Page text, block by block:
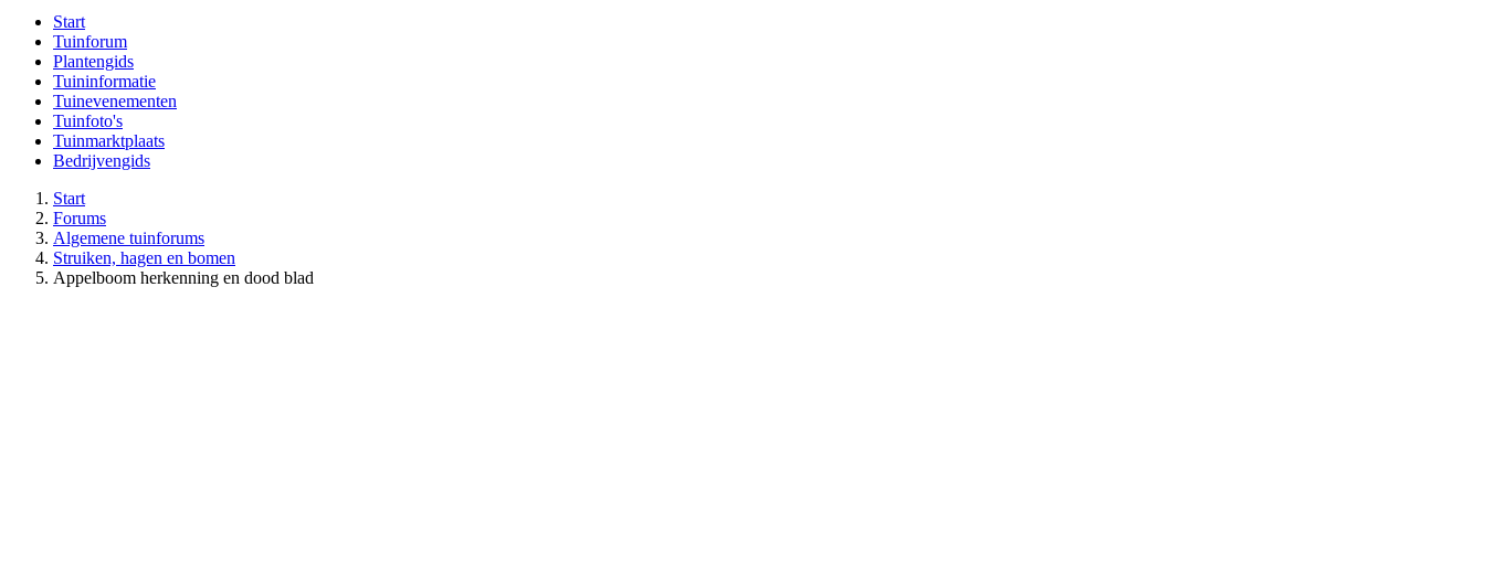
Start
Tuinforum
Plantengids
Tuininformatie
Tuinevenementen
Tuinfoto's
Tuinmarktplaats
Bedrijvengids
Start
Forums
Algemene tuinforums
Struiken, hagen en bomen
Appelboom herkenning en dood blad